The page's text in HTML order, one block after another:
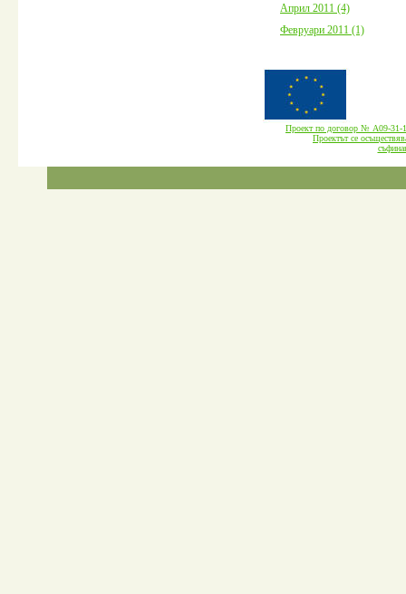
Април 2011 (4)
Февруари 2011 (1)
Проект по договор № А09-
Проектът се